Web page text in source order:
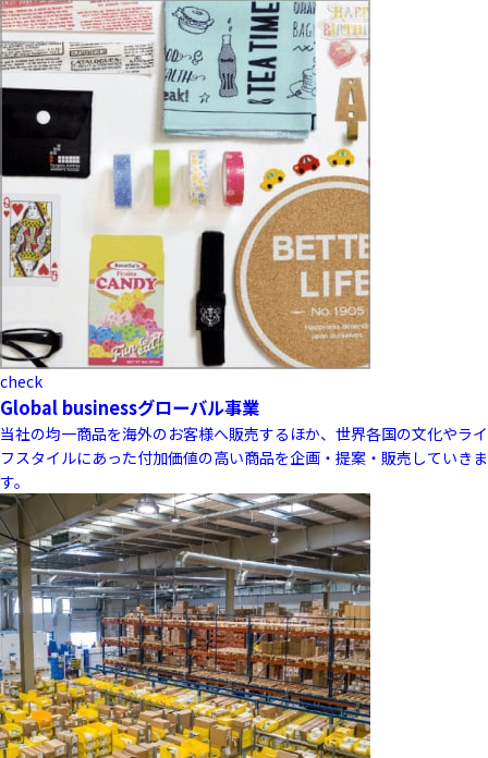
check
Global businessグローバル事業
当社の均一商品を海外のお客様へ販売するほか、世界各国の文化やライ
フスタイルにあった付加価値の高い商品を企画・提案・販売していきま
す。